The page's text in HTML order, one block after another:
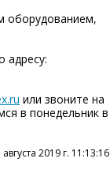
оборудованием,
адресу:
или звоните на
в понедельник в
2019 г. 11:13:16